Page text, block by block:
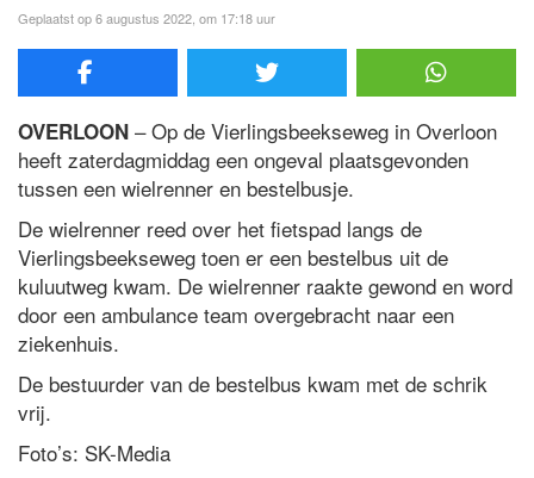
Geplaatst op 6 augustus 2022, om 17:18 uur
OVERLOON – Op de Vierlingsbeekseweg in Overloon
heeft zaterdagmiddag een ongeval plaatsgevonden
tussen een wielrenner en bestelbusje.
De wielrenner reed over het fietspad langs de
Vierlingsbeekseweg toen er een bestelbus uit de
kuluutweg kwam. De wielrenner raakte gewond en word
door een ambulance team overgebracht naar een
ziekenhuis.
De bestuurder van de bestelbus kwam met de schrik
vrij.
Foto’s: SK-Media